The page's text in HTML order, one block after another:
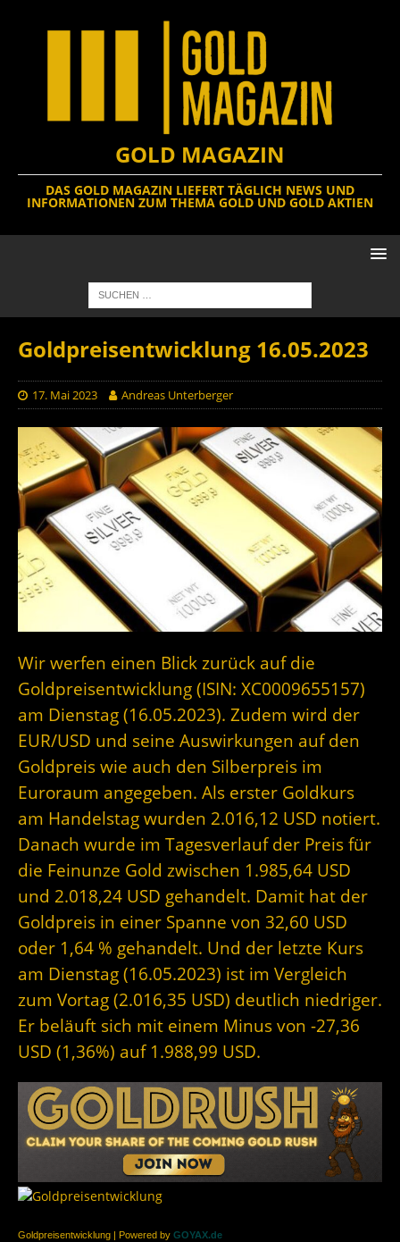
GOLD MAGAZIN
DAS GOLD MAGAZIN LIEFERT TÄGLICH NEWS UND
INFORMATIONEN ZUM THEMA GOLD UND GOLD AKTIEN
Goldpreisentwicklung 16.05.2023
17. Mai 2023 Andreas Unterberger
Wir werfen einen Blick zurück auf die
Goldpreisentwicklung (ISIN: XC0009655157)
am Dienstag (16.05.2023). Zudem wird der
EUR/USD und seine Auswirkungen auf den
Goldpreis wie auch den Silberpreis im
Euroraum angegeben. Als erster Goldkurs
am Handelstag wurden 2.016,12 USD notiert.
Danach wurde im Tagesverlauf der Preis für
die Feinunze Gold zwischen 1.985,64 USD
und 2.018,24 USD gehandelt. Damit hat der
Goldpreis in einer Spanne von 32,60 USD
oder 1,64 % gehandelt. Und der letzte Kurs
am Dienstag (16.05.2023) ist im Vergleich
zum Vortag (2.016,35 USD) deutlich niedriger.
Er beläuft sich mit einem Minus von -27,36
USD (1,36%) auf 1.988,99 USD.
Goldpreisentwicklung | Powered by GOYAX.de